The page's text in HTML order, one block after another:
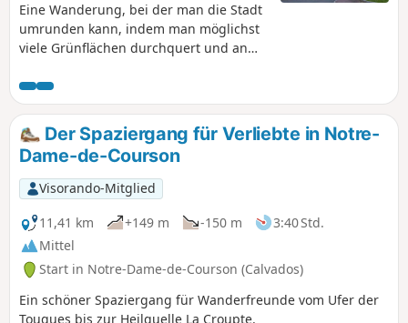
Eine Wanderung, bei der man die Stadt
umrunden kann, indem man möglichst
viele Grünflächen durchquert und an
entlanggeht. Ein paar schöne
Steigungen für Sportliche!
Der Spaziergang für Verliebte in Notre-
Dame-de-Courson
Visorando-Mitglied
11,41 km
+149 m -150 m
3:40 Std.
Mittel
Start in Notre-Dame-de-Courson (Calvados)
Ein schöner Spaziergang für Wanderfreunde vom Ufer der
Touques bis zur Heilquelle La Croupte.